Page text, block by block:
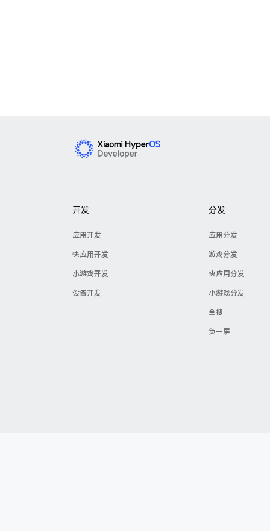
开发
应用开发
快应用开发
小游戏开发
设备开发
分发
应用分发
游戏分发
快应用分发
小游戏分发
全搜
负一屏